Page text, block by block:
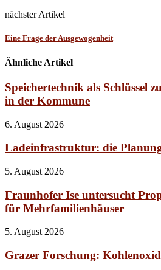
nächster Artikel
Eine Frage der Ausgewogenheit
Ähnliche Artikel
Speichertechnik als Schlüssel
in der Kommune
6. August 2026
Ladeinfrastruktur: die
5. August 2026
Fraunhofer Ise untersucht
für Mehrfamilienhäuser
5. August 2026
Grazer Forschung: